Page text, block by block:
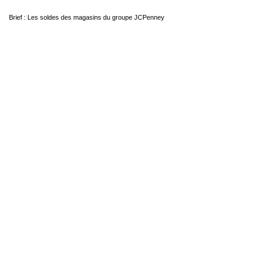
Brief : Les soldes des magasins du groupe JCPenney